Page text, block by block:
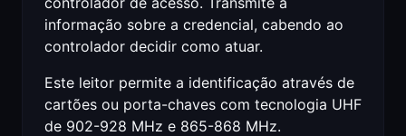
informação sobre a credencial, cabendo ao
controlador decidir como atuar.
Este leitor permite a identificação através de
cartões ou porta-chaves com tecnologia UHF
de 902-928 MHz e 865-868 MHz.